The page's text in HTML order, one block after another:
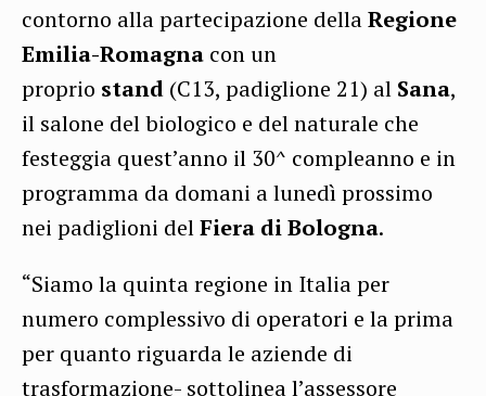
contorno alla partecipazione dellaRegione
Emilia-Romagna con un
proprio stand (C13, padiglione 21) al Sana,
il salone del biologico e del naturale che
festeggia quest’anno il 30^ compleanno e in
programma da domani a lunedì prossimo
nei padiglioni delFiera di Bologna.
“Siamo la quinta regione in Italia per
numero complessivo di operatori e la prima
per quanto riguarda le aziende di
trasformazione- sottolinea l’assessore